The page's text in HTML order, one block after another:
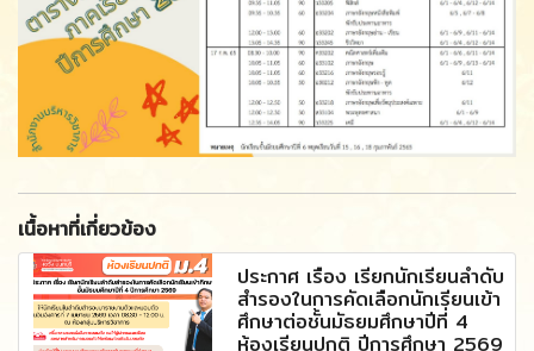
เนื้อหาที่เกี่ยวข้อง
ประกาศ เรื่อง เรียกนักเรียนลำดับ
สำรองในการคัดเลือกนักเรียนเข้า
ศึกษาต่อชั้นมัธยมศึกษาปีที่ 4
ห้องเรียนปกติ ปีการศึกษา 2569